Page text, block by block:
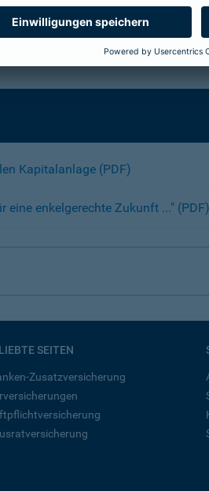
Kapitalanlage (PDF)
eine enkelgerechte Zukunft ..." (PDF)
SEITEN
Zusatzversicherung